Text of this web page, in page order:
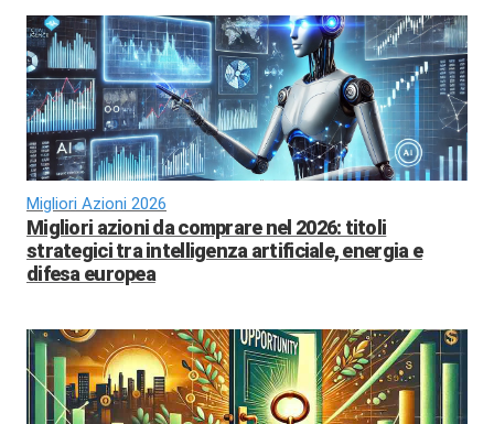
Migliori Azioni 2026
Migliori azioni da comprare nel 2026: titoli
strategici tra intelligenza artificiale, energia e
difesa europea